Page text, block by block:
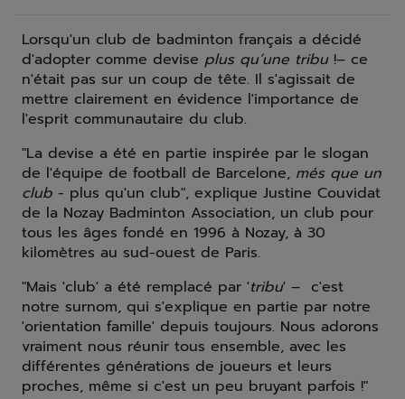
Lorsqu'un club de badminton français a décidé
d'adopter comme devise plus qu’une tribu!– ce
n'était pas sur un coup de tête. Il s'agissait de
mettre clairement en évidence l'importance de
l'esprit communautaire du club.
"La devise a été en partie inspirée par le slogan
de l'équipe de football de Barcelone, més que un
club - plus qu'un club", explique Justine Couvidat
de la Nozay Badminton Association, un club pour
tous les âges fondé en 1996 à Nozay, à 30
kilomètres au sud-ouest de Paris.
"Mais 'club' a été remplacé par 'tribu' – c'est
notre surnom, qui s'explique en partie par notre
'orientation famille' depuis toujours. Nous adorons
vraiment nous réunir tous ensemble, avec les
différentes générations de joueurs et leurs
proches, même si c'est un peu bruyant parfois !"